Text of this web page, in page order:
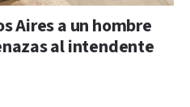
Aires a un hombre
al intendente